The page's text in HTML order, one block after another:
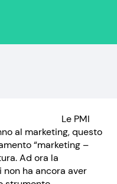
Le PMI
al marketing, questo
“marketing –
Ad ora la
ha ancora aver